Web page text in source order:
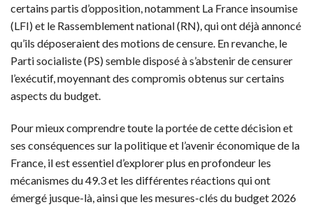
certains partis d’opposition, notamment La France insoumise
(LFI) et le Rassemblement national (RN), qui ont déjà annoncé
qu’ils déposeraient des motions de censure. En revanche, le
Parti socialiste (PS) semble disposé à s’abstenir de censurer
l’exécutif, moyennant des compromis obtenus sur certains
aspects du budget.
Pour mieux comprendre toute la portée de cette décision et
ses conséquences sur la politique et l’avenir économique de la
France, il est essentiel d’explorer plus en profondeur les
mécanismes du 49.3 et les différentes réactions qui ont
émergé jusque-là, ainsi que les mesures-clés du budget 2026